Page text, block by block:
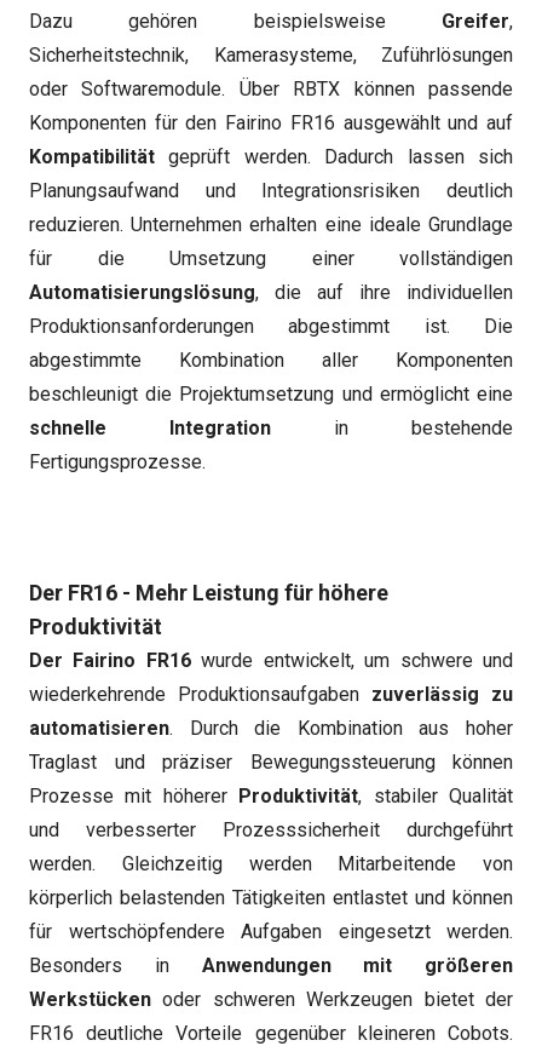
Dazu gehören beispielsweise Greifer,
Sicherheitstechnik, Kamerasysteme, Zuführlösungen
oder Softwaremodule. Über RBTX können passende
Komponenten für den Fairino FR16 ausgewählt und auf
Kompatibilität geprüft werden. Dadurch lassen sich
Planungsaufwand und Integrationsrisiken deutlich
reduzieren. Unternehmen erhalten eine ideale Grundlage
für die Umsetzung einer vollständigen
Automatisierungslösung, die auf ihre individuellen
Produktionsanforderungen abgestimmt ist. Die
abgestimmte Kombination aller Komponenten
beschleunigt die Projektumsetzung und ermöglicht eine
schnelle Integration in bestehende
Fertigungsprozesse.
Der FR16 - Mehr Leistung für höhere
Produktivität
Der Fairino FR16wurde entwickelt, um schwere und
wiederkehrende Produktionsaufgaben zuverlässig zu
automatisieren. Durch die Kombination aus hoher
Traglast und präziser Bewegungssteuerung können
Prozesse mit höherer Produktivität, stabiler Qualität
und verbesserter Prozesssicherheit durchgeführt
werden. Gleichzeitig werden Mitarbeitende von
körperlich belastenden Tätigkeiten entlastet und können
für wertschöpfendere Aufgaben eingesetzt werden.
Besonders in Anwendungen mit größeren
Werkstücken oder schweren Werkzeugen bietet der
FR16 deutliche Vorteile gegenüber kleineren Cobots.